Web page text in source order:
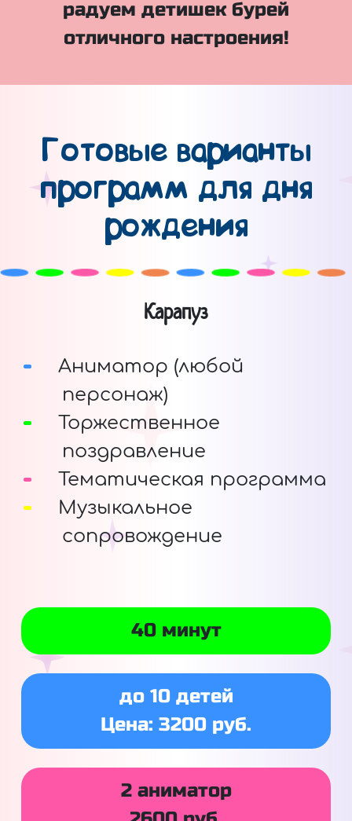
радуем детишек бурей
отличного настроения!
Готовые варианты
программ для дня
рождения
Карапуз
Аниматор (любой
персонаж)
Торжественное
поздравление
Тематическая программа
Музыкальное
сопровождение
40 минут
до 10 детей
Цена: 3200 руб.
2 аниматор